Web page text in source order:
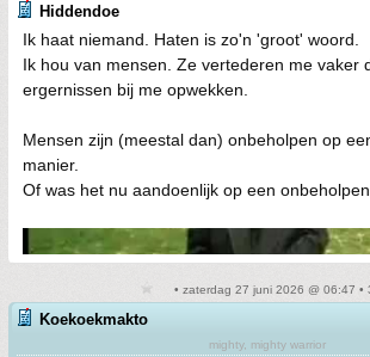
Hiddendoe
Ik haat niemand. Haten is zo'n 'groot' woord.
Ik hou van mensen. Ze vertederen me vaker
ergernissen bij me opwekken.
Mensen zijn (meestal dan) onbeholpen op
manier.
Of was het nu aandoenlijk op een
• zaterdag 27 juni 2026 @ 06:47 •
Koekoekmakto
mighty, mighty warrior